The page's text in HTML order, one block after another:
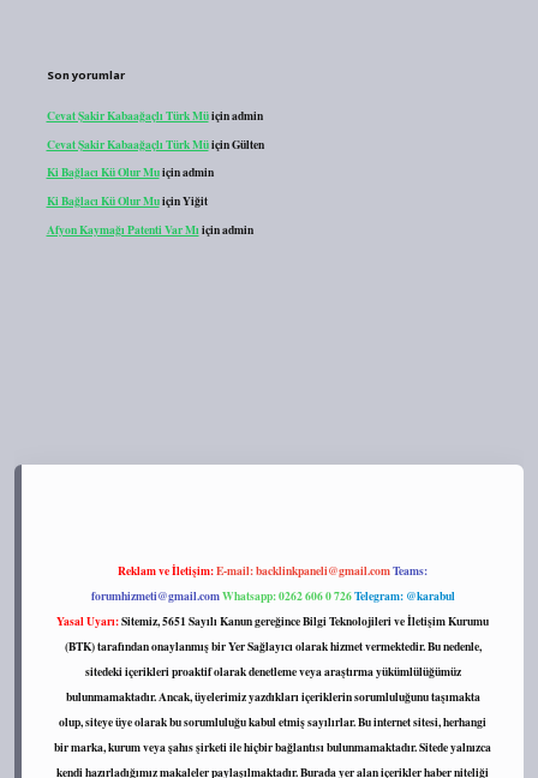
Son yorumlar
Cevat Şakir Kabaağaçlı Türk Müiçinadmin
Cevat Şakir Kabaağaçlı Türk MüiçinGülten
Ki Bağlacı Kü Olur Muiçinadmin
Ki Bağlacı Kü Olur MuiçinYiğit
Afyon Kaymağı Patenti Var Mı içinadmin
Reklam ve İletişim:E-mail:backlinkpaneli@gmail.comTeams:
forumhizmeti@gmail.comWhatsapp: 0262 606 0 726Telegram: @karabul
Yasal Uyarı:Sitemiz, 5651 Sayılı Kanun gereğince Bilgi Teknolojileri ve İletişim Kurumu
(BTK) tarafından onaylanmış bir Yer Sağlayıcı olarak hizmet vermektedir. Bu nedenle,
sitedeki içerikleri proaktif olarak denetleme veya araştırma yükümlülüğümüz
bulunmamaktadır. Ancak, üyelerimiz yazdıkları içeriklerin sorumluluğunu taşımakta
olup, siteye üye olarak bu sorumluluğu kabul etmiş sayılırlar. Bu internet sitesi, herhangi
bir marka, kurum veya şahıs şirketi ile hiçbir bağlantısı bulunmamaktadır. Sitede yalnızca
kendi hazırladığımız makaleler paylaşılmaktadır. Burada yer alan içerikler haber niteliği